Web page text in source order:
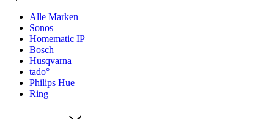
Alle Marken
Sonos
Homematic IP
Bosch
Husqvarna
tado°
Philips Hue
Ring